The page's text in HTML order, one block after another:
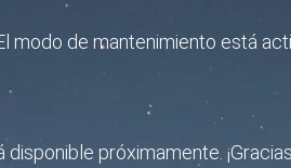
modo de mantenimiento está
disponible próximamente.